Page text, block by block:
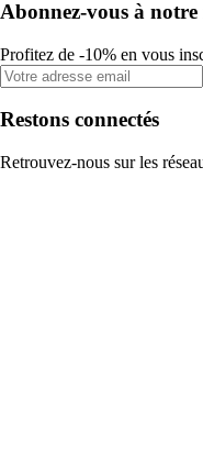
Abonnez-vous à notre
Profitez de -10% en vous
Restons connectés
Retrouvez-nous sur les